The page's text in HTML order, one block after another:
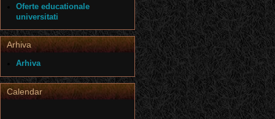
Oferte educationale
universitati
Arhiva
Arhiva
Calendar